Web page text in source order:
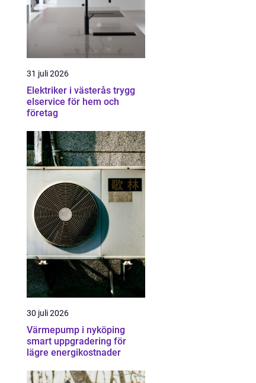
31 juli 2026
Elektriker i västerås trygg
elservice för hem och
företag
30 juli 2026
Värmepump i nyköping
smart uppgradering för
lägre energikostnader